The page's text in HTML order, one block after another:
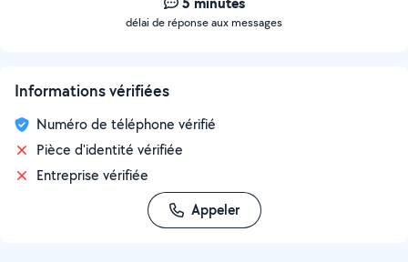
délai de réponse aux messages
Informations vérifiées
Numéro de téléphone vérifié
Pièce d'identité vérifiée
Entreprise vérifiée
Appeler